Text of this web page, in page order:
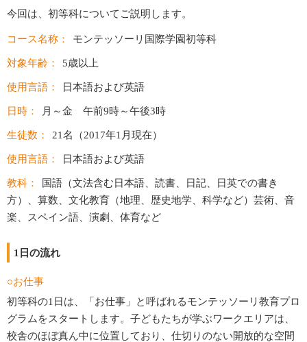
今回は、初等科についてご説明します。
コース名称： モンテッソーリ国際学園初等科
対象年齢： 5歳以上
使用言語： 日本語および英語
日時： 月～金 午前9時～午後3時
生徒数： 21名（2017年1月現在）
使用言語： 日本語および英語
教科：
国語（文法含む日本語、読書、日記、日英での書き
方）、算数、文化教育（地理、歴史地学、科学など）芸術、音
楽、スペイン語、演劇、体育など
1日の流れ
○お仕事
初等科の1日は、「お仕事」と呼ばれるモンテッソーリ教育プロ
グラムをスタートします。子どもたちが学ぶワークエリアは、
校舎のほぼ真ん中に位置しており、仕切りのない開放的な空間